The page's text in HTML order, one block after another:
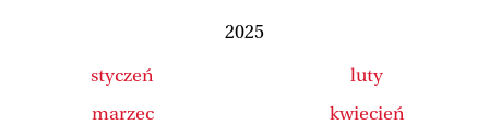
2025
styczeń
luty
marzec
kwiecień